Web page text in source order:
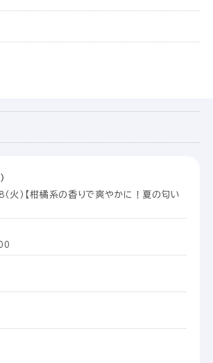
火）【柑橘系の香りで爽やかに！夏の匂い